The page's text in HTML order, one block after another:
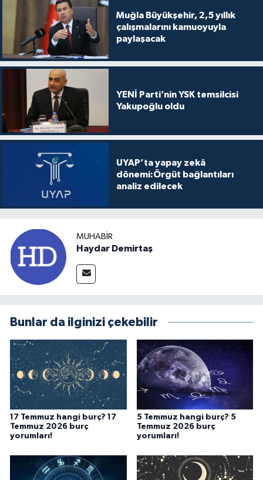
Muğla Büyükşehir, 2,5 yıllık
çalışmalarını kamuoyuyla
paylaşacak
YENİ Parti’nin YSK temsilcisi
Yakupoğlu oldu
UYAP’ta yapay zekâ
dönemi:Örgüt bağlantıları
analiz edilecek
MUHABIR
Haydar Demirtaş
Bunlar da ilginizi çekebilir
17 Temmuz hangi burç? 17
Temmuz 2026 burç
yorumları!
5 Temmuz hangi burç? 5
Temmuz 2026 burç
yorumları!